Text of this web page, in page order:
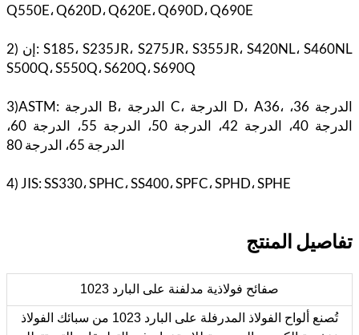
Q550E، Q620D، Q620E، Q690D، Q690E
2) إن: S185، S235JR، S275JR، S355JR، S420NL، S460NL
S500Q، S550Q، S620Q، S690Q
3)ASTM: الدرجة B، الدرجة C، الدرجة D، A36، الدرجة 36،
الدرجة 40، الدرجة 42، الدرجة 50، الدرجة 55، الدرجة 60،
الدرجة 65، الدرجة 80
4) JIS: SS330، SPHC، SS400، SPFC، SPHD، SPHE
تفاصيل المنتج
1023 صفائح فولاذية مدلفنة على البارد
تُصنع ألواح الفولاذ المدرفلة على البارد 1023 من سبائك الفولاذ